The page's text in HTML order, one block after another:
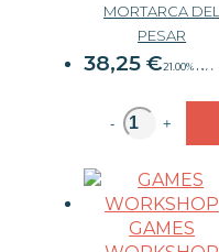
MORTARCA DEL
PESAR
38,25 €21.00% IVA
- +
GAMES